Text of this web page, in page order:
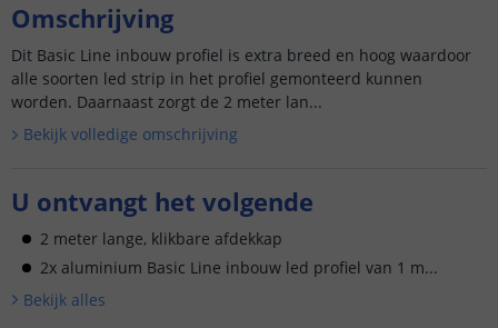
Omschrijving
Dit Basic Line inbouw profiel is extra breed en hoog waardoor
alle soorten led strip in het profiel gemonteerd kunnen
worden. Daarnaast zorgt de 2 meter lan...
Bekijk volledige omschrijving
U ontvangt het volgende
2 meter lange, klikbare afdekkap
2x aluminium Basic Line inbouw led profiel van 1 m...
Bekijk alles